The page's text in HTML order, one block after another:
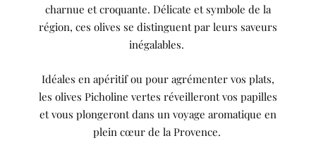
charnue et croquante. Délicate et symbole de la
région, ces olives se distinguent par leurs saveurs
inégalables.
Idéales en apéritif ou pour agrémenter vos plats,
les olives Picholine vertes réveilleront vos papilles
et vous plongeront dans un voyage aromatique en
plein cœur de la Provence.